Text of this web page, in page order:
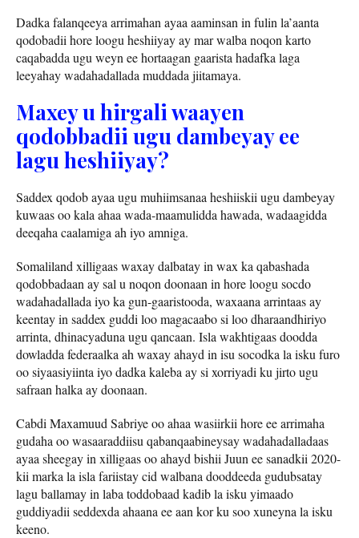
Dadka falanqeeya arrimahan ayaa aaminsan in fulin la’aanta
qodobadii hore loogu heshiiyay ay mar walba noqon karto
caqabadda ugu weyn ee hortaagan gaarista hadafka laga
leeyahay wadahadallada muddada jiitamaya.
Maxey u hirgali waayen
qodobbadii ugu dambeyay ee
lagu heshiiyay?
Saddex qodob ayaa ugu muhiimsanaa heshiiskii ugu dambeyay
kuwaas oo kala ahaa wada-maamulidda hawada, wadaagidda
deeqaha caalamiga ah iyo amniga.
Somaliland xilligaas waxay dalbatay in wax ka qabashada
qodobbadaan ay sal u noqon doonaan in hore loogu socdo
wadahadallada iyo ka gun-gaaristooda, waxaana arrintaas ay
keentay in saddex guddi loo magacaabo si loo dharaandhiriyo
arrinta, dhinacyaduna ugu qancaan. Isla wakhtigaas doodda
dowladda federaalka ah waxay ahayd in isu socodka la isku furo
oo siyaasiyiinta iyo dadka kaleba ay si xorriyadi ku jirto ugu
safraan halka ay doonaan.
Cabdi Maxamuud Sabriye oo ahaa wasiirkii hore ee arrimaha
gudaha oo wasaaraddiisu qabanqaabineysay wadahadalladaas
ayaa sheegay in xilligaas oo ahayd bishii Juun ee sanadkii 2020-
kii marka la isla fariistay cid walbana dooddeeda gudubsatay
lagu ballamay in laba toddobaad kadib la isku yimaado
guddiyadii seddexda ahaana ee aan kor ku soo xuneyna la isku
keeno.